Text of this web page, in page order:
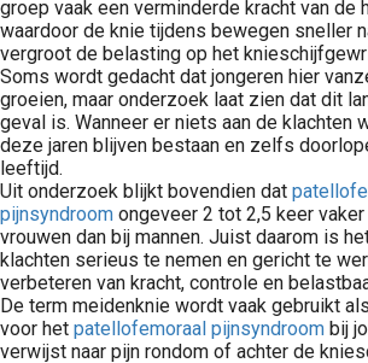
groep vaak een verminderde kracht van de
waardoor de knie tijdens bewegen sneller
vergroot de belasting op het
Soms wordt gedacht dat jongeren hier
groeien, maar onderzoek laat zien dat dit
geval is. Wanneer er niets aan de klachten
deze jaren blijven bestaan en zelfs
leeftijd.
Uit onderzoek blijkt bovendien dat
pijnsyndroom ongeveer 2 tot 2,5 keer
vrouwen dan bij mannen. Juist daarom is
klachten serieus te nemen en gericht te
verbeteren van kracht, controle en
De term meidenknie wordt vaak gebruikt
voor het patellofemoraal pijnsyndroom bij
verwijst naar pijn rondom of achter de